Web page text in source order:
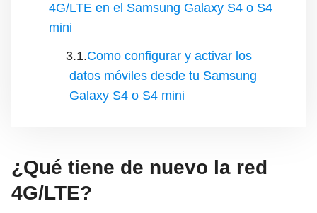
4G/LTE en el Samsung Galaxy S4 o S4
mini
Como configurar y activar los
datos móviles desde tu Samsung
Galaxy S4 o S4 mini
¿Qué tiene de nuevo la red
4G/LTE?